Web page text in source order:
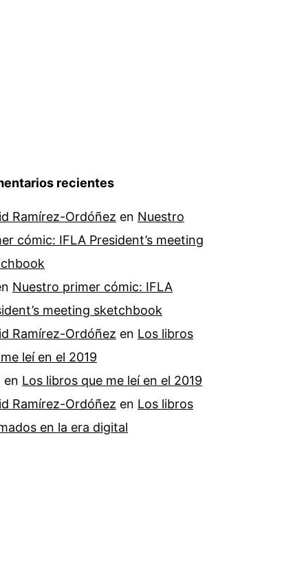
recientes
Ramírez-Ordóñez en Nuestro
cómic: IFLA President’s meeting
Nuestro primer cómic: IFLA
meeting sketchbook
Ramírez-Ordóñez en Los libros
leí en el 2019
en Los libros que me leí en el 2019
Ramírez-Ordóñez en Los libros
en la era digital